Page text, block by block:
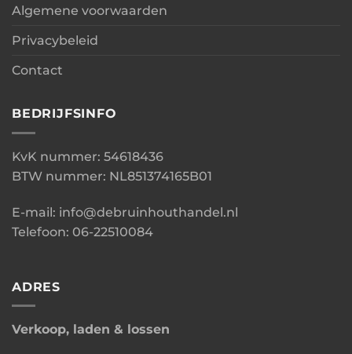
Algemene voorwaarden
Privacybeleid
Contact
BEDRIJFSINFO
KvK nummer: 54618436
BTW nummer: NL851374165B01
E-mail: info@debruinhouthandel.nl
Telefoon: 06-22510084
ADRES
Verkoop, laden & lossen